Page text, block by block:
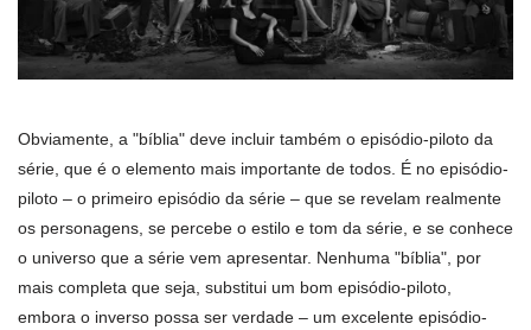
Obviamente, a "bíblia" deve incluir também o episódio-piloto da
série, que é o elemento mais importante de todos. É no episódio-
piloto – o primeiro episódio da série – que se revelam realmente
os personagens, se percebe o estilo e tom da série, e se conhece
o universo que a série vem apresentar. Nenhuma "bíblia", por
mais completa que seja, substitui um bom episódio-piloto,
embora o inverso possa ser verdade – um excelente episódio-